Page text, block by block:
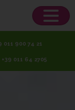
011 900 74 21
+39 011 64 2705